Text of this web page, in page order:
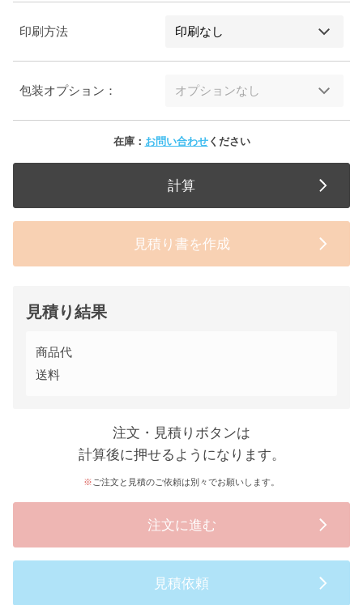
印刷方法
包装オプション：
在庫： お問い合わせください
計算
見積り書を作成
見積り結果
商品代
送料
注文・見積りボタンは
計算後に押せるようになります。
ご注文と見積のご依頼は別々でお願いします。
注文に進む
見積依頼